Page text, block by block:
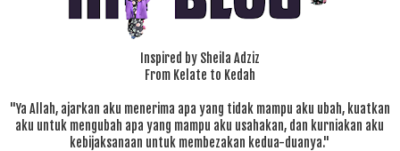
Inspired by Sheila Adziz
From Kelate to Kedah
"Ya Allah, ajarkan aku menerima apa yang tidak mampu aku ubah, kuatkan
aku untuk mengubah apa yang mampu aku usahakan, dan kurniakan aku
kebijaksanaan untuk membezakan kedua-duanya."